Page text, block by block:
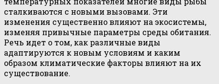
сталкиваются с новыми вызовами. Эти
изменения существенно влияют на экосистемы,
изменяя привычные параметры среды обитания.
Речь идет о том, как различные виды
адаптируются к новым условиям и каким
образом климатические факторы влияют на их
существование.